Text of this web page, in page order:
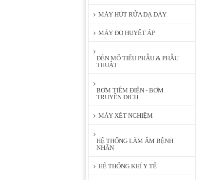
MÁY HÚT RỬA DẠ DÀY
MÁY ĐO HUYẾT ÁP
ĐÈN MỔ TIỂU PHẪU & PHẪU
THUẬT
BƠM TIÊM ĐIỆN - BƠM
TRUYỀN DỊCH
MÁY XÉT NGHIỆM
HỆ THỐNG LÀM ẤM BỆNH
NHÂN
HỆ THỐNG KHÍ Y TẾ